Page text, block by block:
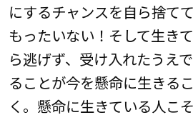
にするチャンスを自ら捨て
もったいない！そして生き
ら逃げず、受け入れたうえ
ることが今を懸命に生きる
く。懸命に生きている人こ